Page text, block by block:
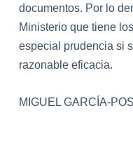
documentos. Por lo
Ministerio que tiene
especial prudencia si
razonable eficacia.
MIGUEL GARCÍA-